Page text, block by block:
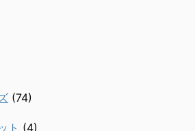
(74)
ト (4)